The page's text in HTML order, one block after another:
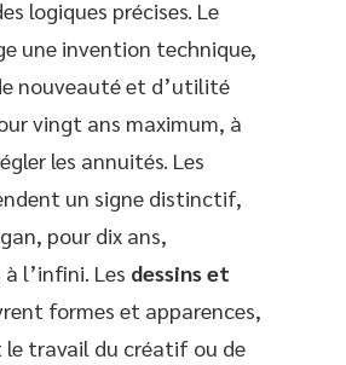
logiques précises. Le
une invention technique,
nouveauté et d’utilité
vingt ans maximum, à
les annuités. Les
un signe distinctif,
pour dix ans,
l’infini. Les dessins et
formes et apparences,
le travail du créatif ou de